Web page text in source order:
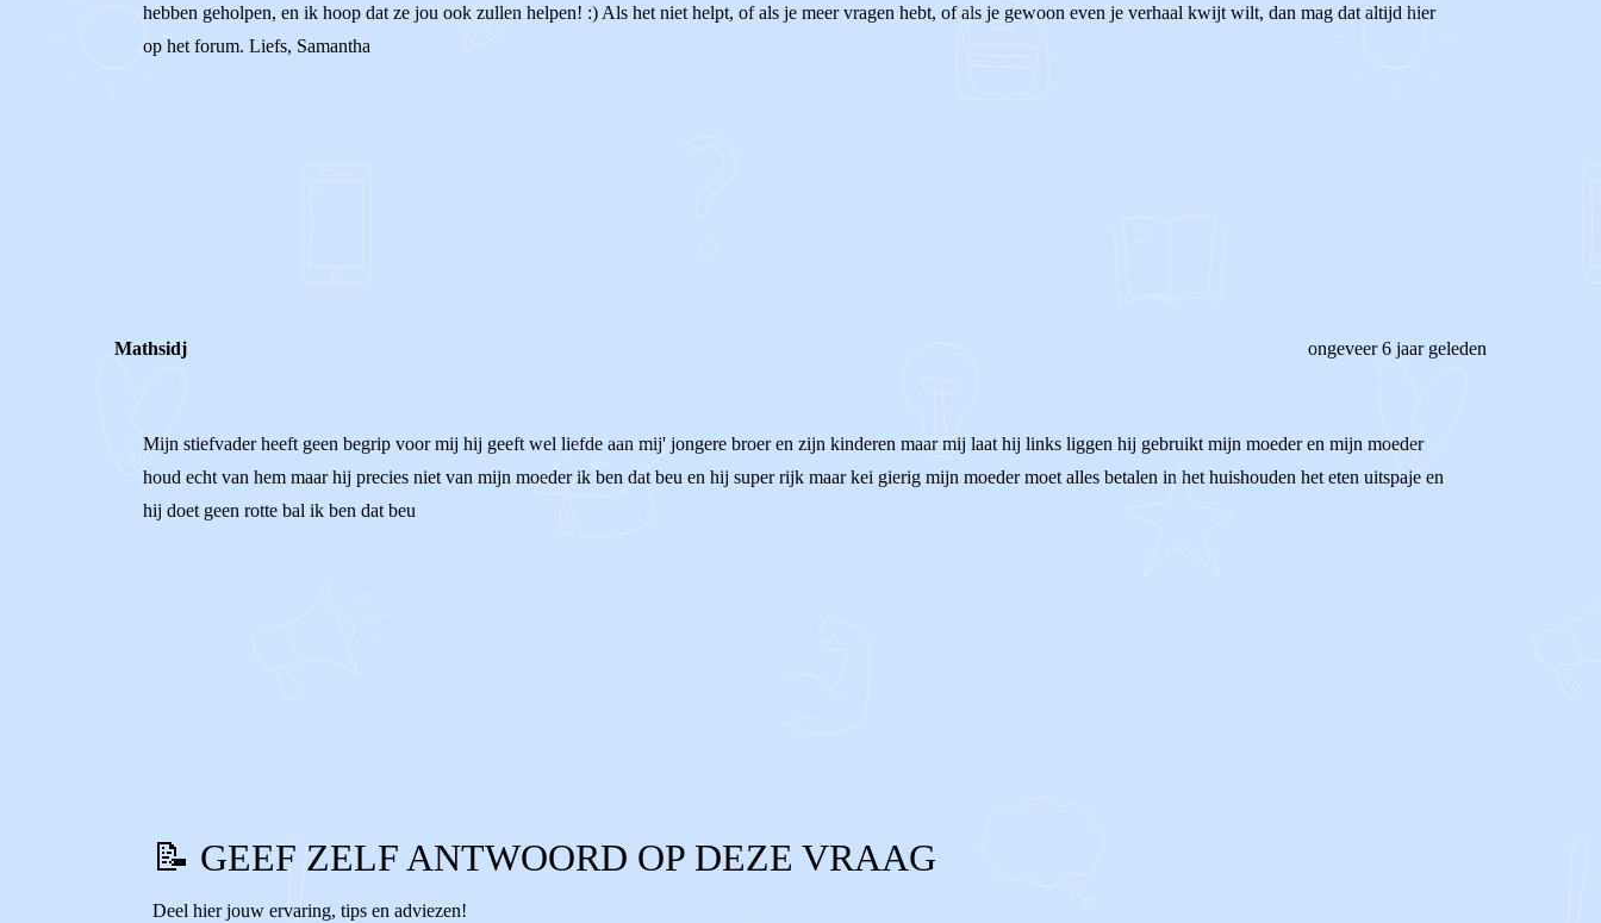
hebben geholpen, en ik hoop dat ze jou ook zullen helpen! :) Als het niet helpt, of als je meer vragen hebt, of als je gewoon even je verhaal kwijt wilt, dan mag dat altijd hier
op het forum. Liefs, Samantha
Mathsidj ongeveer 6 jaar geleden
Mijn stiefvader heeft geen begrip voor mij hij geeft wel liefde aan mij' jongere broer en zijn kinderen maar mij laat hij links liggen hij gebruikt mijn moeder en mijn moeder
houd echt van hem maar hij precies niet van mijn moeder ik ben dat beu en hij super rijk maar kei gierig mijn moeder moet alles betalen in het huishouden het eten uitspaje en
hij doet geen rotte bal ik ben dat beu
📝 GEEF ZELF ANTWOORD OP DEZE VRAAG
Deel hier jouw ervaring, tips en adviezen!